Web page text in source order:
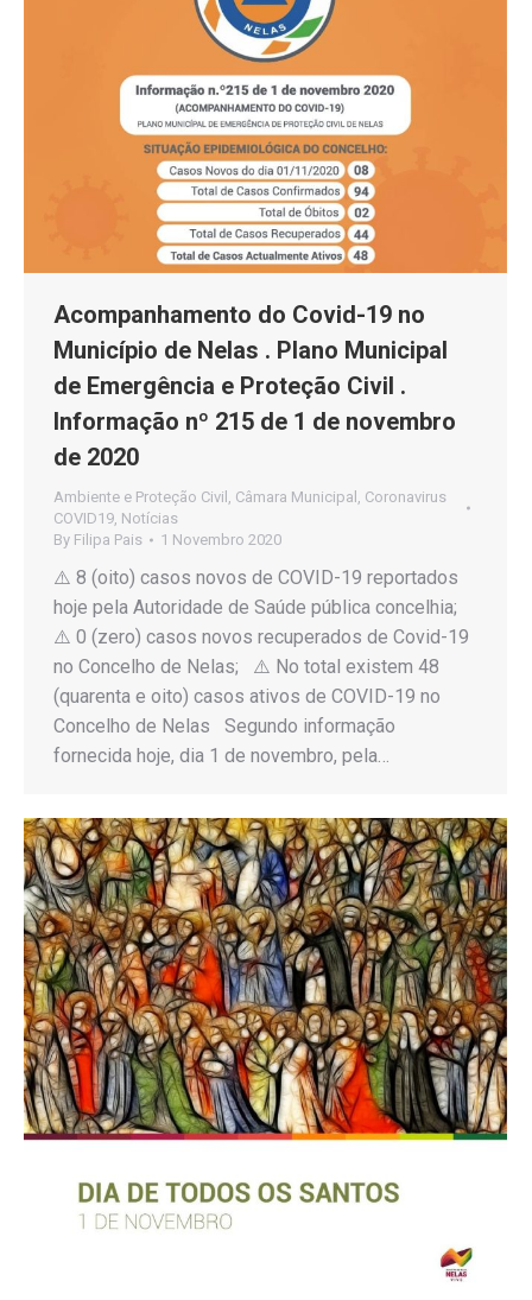
Acompanhamento do Covid-19 no
Município de Nelas . Plano Municipal
de Emergência e Proteção Civil .
Informação nº 215 de 1 de novembro
de 2020
Ambiente e Proteção Civil , Câmara Municipal , Coronavirus
COVID19, Notícias
By Filipa Pais 1 Novembro 2020
⚠️ 8 (oito) casos novos de COVID-19 reportados
hoje pela Autoridade de Saúde pública concelhia;
⚠️ 0 (zero) casos novos recuperados de Covid-19
no Concelho de Nelas; ⚠️ No total existem 48
(quarenta e oito) casos ativos de COVID-19 no
Concelho de Nelas Segundo informação
fornecida hoje, dia 1 de novembro, pela…